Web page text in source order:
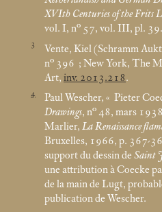
XVIth Centuries of the Frits
vol. I, n° 57, vol. III, pl. 39.
3 Vente, Kiel (Schramm
n° 396 ; New York, The
Art, inv. 2013.218.
4 Paul Wescher, « Pieter
Drawings, n° 48, mars
Marlier, La Renaissance
Bruxelles, 1966, p. 367-
support du dessin de Saint
une attribution à Coecke
de la main de Lugt,
publication de Wescher.